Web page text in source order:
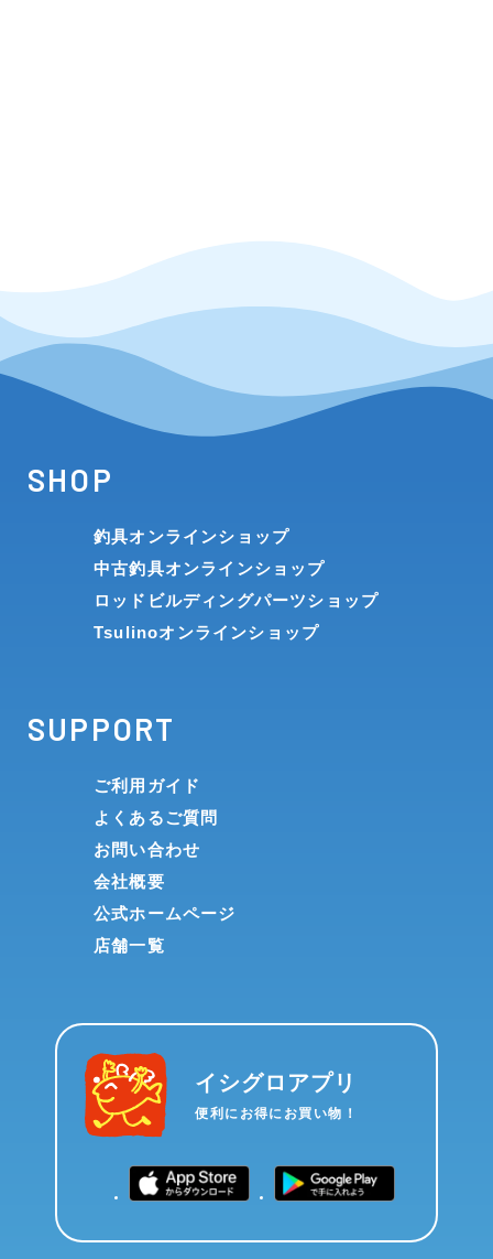
SHOP
釣具オンラインショップ
中古釣具オンラインショップ
ロッドビルディングパーツショップ
Tsulinoオンラインショップ
SUPPORT
ご利用ガイド
よくあるご質問
お問い合わせ
会社概要
公式ホームページ
店舗一覧
イシグロアプリ
便利にお得にお買い物！